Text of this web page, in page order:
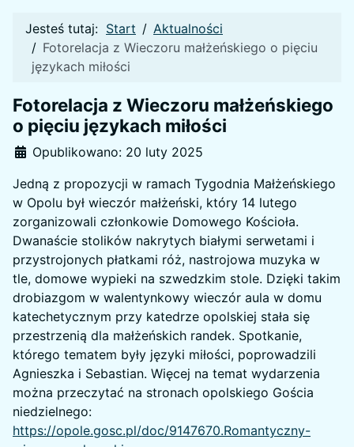
Jesteś tutaj: Start
Aktualności
Fotorelacja z Wieczoru małżeńskiego o pięciu
językach miłości
Fotorelacja z Wieczoru małżeńskiego
o pięciu językach miłości
Szczegóły
Opublikowano: 20 luty 2025
Jedną z propozycji w ramach Tygodnia Małżeńskiego
w Opolu był wieczór małżeński, który 14 lutego
zorganizowali członkowie Domowego Kościoła.
Dwanaście stolików nakrytych białymi serwetami i
przystrojonych płatkami róż, nastrojowa muzyka w
tle, domowe wypieki na szwedzkim stole. Dzięki takim
drobiazgom w walentynkowy wieczór aula w domu
katechetycznym przy katedrze opolskiej stała się
przestrzenią dla małżeńskich randek. Spotkanie,
którego tematem były języki miłości, poprowadzili
Agnieszka i Sebastian. Więcej na temat wydarzenia
można przeczytać na stronach opolskiego Gościa
niedzielnego:
https://opole.gosc.pl/doc/9147670.Romantyczny-